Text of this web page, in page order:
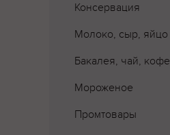
Консервация
Молоко, сыр, яйцо
Бакалея, чай, кофе
Мороженое
Промтовары